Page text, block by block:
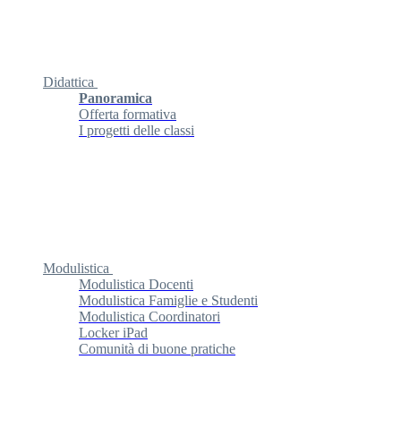
Didattica
Panoramica
Offerta formativa
I progetti delle classi
Modulistica
Modulistica Docenti
Modulistica Famiglie e Studenti
Modulistica Coordinatori
Locker iPad
Comunità di buone pratiche